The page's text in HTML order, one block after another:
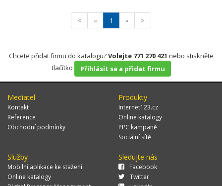
< « 1 » >
Chcete přidat firmu do katalogu?Volejte 771 270 421 nebo stiskněte
tlačítko
Přihlásit se a přidat firmu
Mediatel
Kontakt
Reference
Obchodní podmínky
Produkty
Internet123.cz
Online katalogy
PPC kampaně
Sociální sítě
Služby
Mobilní aplikace ke stažení
Online katalogy
Sledujte nás
Facebook
Twitter